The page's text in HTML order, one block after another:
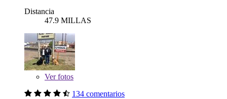
Distancia
47.9 MILLAS
Verfotos
134 comentarios